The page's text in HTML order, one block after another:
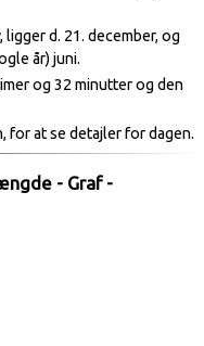
d. 21. december, og
år) juni.
og 32 minutter og den
for at se detajler for dagen.
- Graf -